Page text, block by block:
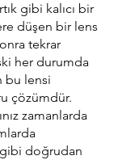
gibi kalıcı bir
düşen bir lens
tekrar
her durumda
bu lensi
çözümdür.
zamanlarda
doğrudan